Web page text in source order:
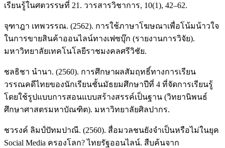
เรียนรู้ในศตวรรษที่ 21. วารสารวิชาการ, 10(1), 42–62.
จุฑาฎา เทพวรรณ. (2562). การใช้ภาษาโฆษณาเพื่อโน้มน้าวใจ
ในการขายสินค้าออนไลน์ทางเฟซบุ๊ก (รายงานการวิจัย).
มหาวิทยาลัยเทคโนโลยีราชมงคลศรีวิชัย.
ชลธิชา นํานา. (2560). การศึกษาผลสัมฤทธิ์ทางการเรียน
วรรณคดีไทยของนักเรียนชั้นมัธยมศึกษาปีที่ 4 ที่จัดการเรียนรู้
โดยใช้รูปแบบการสอนแบบสร้างสรรค์เป็นฐาน (วิทยานิพนธ์
ศึกษาศาสตรมหาบัณฑิต). มหาวิทยาลัยศิลปากร.
ชวรงค์ ลิมป์ปัทมปาณี. (2560). สื่อมวลชนยังจำเป็นหรือไม่ในยุค
Social Media ครองโลก? ไทยรัฐออนไลน์. สืบค้นจาก